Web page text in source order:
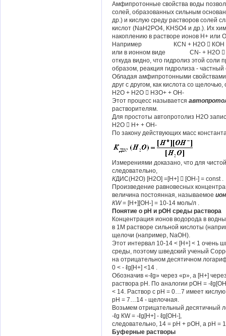
Амфипротонные свойства воды
солей, образованных сильным
др.) и кислую среду растворов солей
кислот (NaH2PO4, KHSO4 и др.). Их
накоплению в растворе ионов H+ или
Например КСN + H2O  КОH
или в ионном виде CN- + H2O 
откуда видно, что гидролиз этой
образом, реакция гидролиза - частный
Обладая амфипротонными свойствами
друг с другом, как кислота со
H2O + H2O  H3O+ + OH-
Этот процесс называется
растворителям.
Для простоты автопротолиз H2O
H2O  Н+ + OH-
По закону действующих масс
Измерениями доказано, что для
следовательно,
КДИС(H2O) [H2O] =[Н+]  [OH-] = const .
Произведение равновесных
величина постоянная, называемое
КW= [Н+][OH-] = 10-14 моль/л .
Понятие о рН и рОН среды раствора
Концентрация ионов водорода в
в 1М растворе сильной кислоты
щелочи (например, NaOH).
Этот интервал 10-14 < [Н+] < 1 очень
среды, поэтому шведский ученый
на отрицательном десятичном
0 < - ℓg[Н+] <14 .
Обозначив «-ℓg» через «р», а [Н+]
раствора рН. По аналогии рОН = -
< 14. Раствор с рН = 0…7 имеет
рН = 7…14 - щелочная.
Возьмем отрицательный десятичный
-ℓg КW = -ℓg[Н+] - ℓg[ОН-],
следовательно, 14 = рН + рОН, а рН =
Буферные растворы